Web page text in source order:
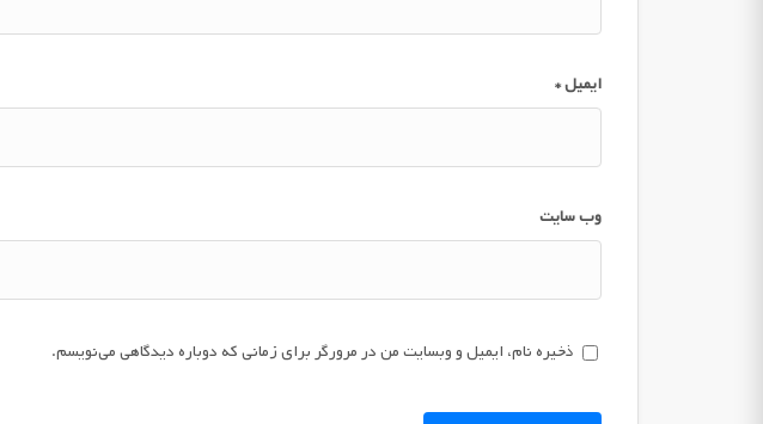
ایمیل*
وب‌ سایت
ذخیره نام، ایمیل و وبسایت من در مرورگر برای زمانی که دوباره دیدگاهی می‌نویسم.